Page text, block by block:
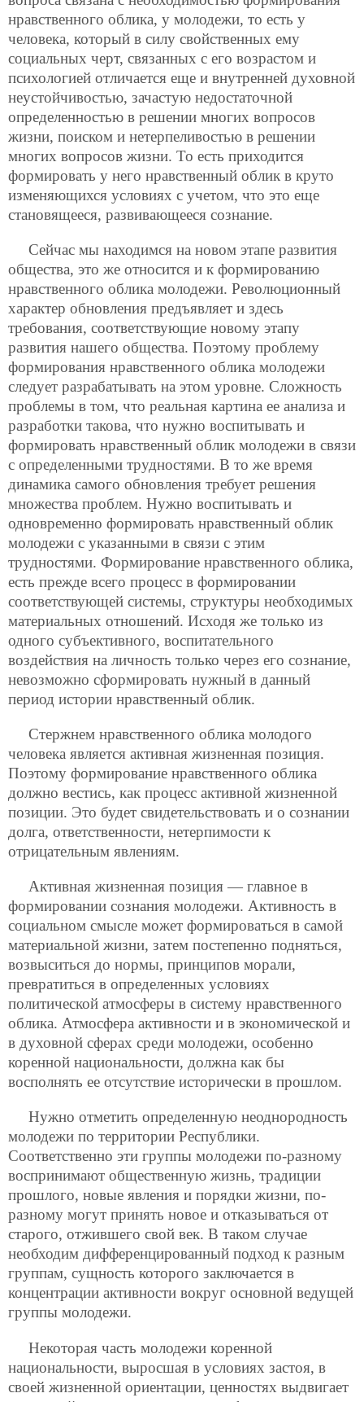
нравственного облика, у молодежи, то есть у
человека, который в силу свойственных ему
социальных черт, связанных с его возрастом и
психологией отличается еще и внутренней духовной
неустойчивостью, зачастую недостаточной
определенностью в решении многих вопросов
жизни, поиском и нетерпеливостью в решении
многих вопросов жизни. То есть приходится
формировать у него нравственный облик в круто
изменяющихся условиях с учетом, что это еще
становящееся, развивающееся сознание.
Сейчас мы находимся на новом этапе развития
общества, это же относится и к формированию
нравственного облика молодежи. Революционный
характер обновления предъявляет и здесь
требования, соответствующие новому этапу
развития нашего общества. Поэтому проблему
формирования нравственного облика молодежи
следует разрабатывать на этом уровне. Сложность
проблемы в том, что реальная картина ее анализа и
разработки такова, что нужно воспитывать и
формировать нравственный облик молодежи в связи
с определенными трудностями. В то же время
динамика самого обновления требует решения
множества проблем. Нужно воспитывать и
одновременно формировать нравственный облик
молодежи с указанными в связи с этим
трудностями. Формирование нравственного облика,
есть прежде всего процесс в формировании
соответствующей системы, структуры необходимых
материальных отношений. Исходя же только из
одного субъективного, воспитательного
воздействия на личность только через его сознание,
невозможно сформировать нужный в данный
период истории нравственный облик.
Стержнем нравственного облика молодого
человека является активная жизненная позиция.
Поэтому формирование нравственного облика
должно вестись, как процесс активной жизненной
позиции. Это будет свидетельствовать и о сознании
долга, ответственности, нетерпимости к
отрицательным явлениям.
Активная жизненная позиция — главное в
формировании сознания молодежи. Активность в
социальном смысле может формироваться в самой
материальной жизни, затем постепенно подняться,
возвыситься до нормы, принципов морали,
превратиться в определенных условиях
политической атмосферы в систему нравственного
облика. Атмосфера активности и в экономической и
в духовной сферах среди молодежи, особенно
коренной национальности, должна как бы
восполнять ее отсутствие исторически в прошлом.
Нужно отметить определенную неоднородность
молодежи по территории Республики.
Соответственно эти группы молодежи по-разному
воспринимают общественную жизнь, традиции
прошлого, новые явления и порядки жизни, по-
разному могут принять новое и отказываться от
старого, отжившего свой век. В таком случае
необходим дифференцированный подход к разным
группам, сущность которого заключается в
концентрации активности вокруг основной ведущей
группы молодежи.
Некоторая часть молодежи коренной
национальности, выросшая в условиях застоя, в
своей жизненной ориентации, ценностях выдвигает